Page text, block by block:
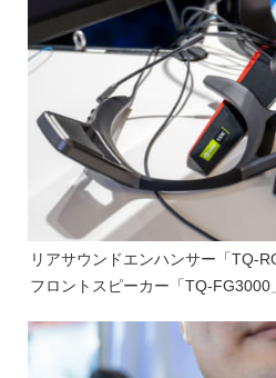
リアサウンドエンハンサー「TQ-
フロントスピーカー「TQ-FG3000